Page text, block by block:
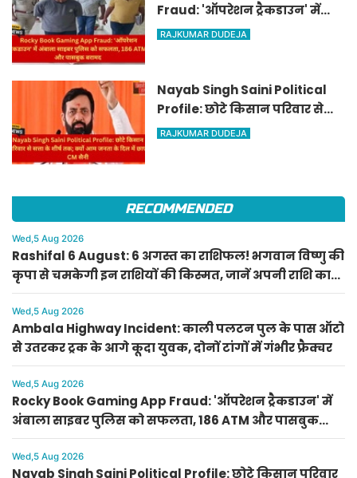
Fraud: 'ऑपरेशन ट्रैकडाउन' में
अंबाला साइबर पुलिस को सफलता,
RAJKUMAR DUDEJA
Nayab Singh Saini Political
Profile: छोटे किसान परिवार से
सत्ता के शीर्ष तक; क्यों आम जनता
RAJKUMAR DUDEJA
RECOMMENDED
Wed,5 Aug 2026
Rashifal 6 August: 6 अगस्त का राशिफल! भगवान विष्णु की
कृपा से चमकेगी इन राशियों की किस्मत, जानें अपनी राशि का
हाल
Wed,5 Aug 2026
Ambala Highway Incident: काली पलटन पुल के पास ऑटो
से उतरकर ट्रक के आगे कूदा युवक, दोनों टांगों में गंभीर फ्रैक्चर
Wed,5 Aug 2026
Rocky Book Gaming App Fraud: 'ऑपरेशन ट्रैकडाउन' में
अंबाला साइबर पुलिस को सफलता, 186 ATM और पासबुक
बरामद
Wed,5 Aug 2026
Nayab Singh Saini Political Profile: छोटे किसान परिवार